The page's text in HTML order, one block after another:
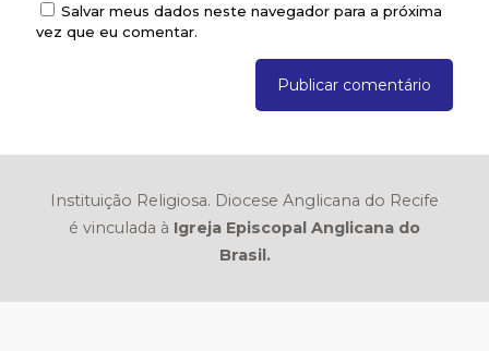
Salvar meus dados neste navegador para a próxima
vez que eu comentar.
Instituição Religiosa. Diocese Anglicana do Recife
é vinculada à Igreja Episcopal Anglicana do
Brasil.